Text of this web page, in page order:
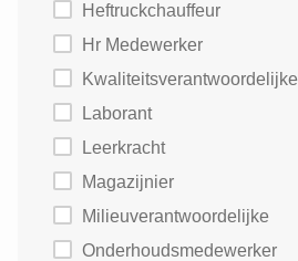
Heftruckchauffeur
Hr Medewerker
Kwaliteitsverantwoordelijke
Laborant
Leerkracht
Magazijnier
Milieuverantwoordelijke
Onderhoudsmedewerker